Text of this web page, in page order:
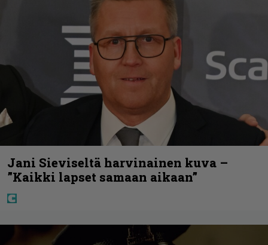
Jani Sieviseltä harvinainen kuva –
”Kaikki lapset samaan aikaan”